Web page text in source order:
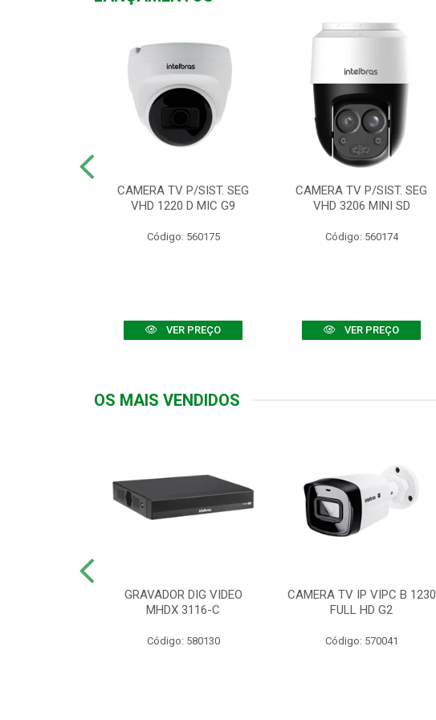
CAMERA TV P/SIST. SEG
VHD 1220 D MIC G9
Código: 560175
VER PREÇO
CAMERA TV P/SIST. SEG
VHD 3206 MINI SD
Código: 560174
VER PREÇO
OS MAIS VENDIDOS
GRAVADOR DIG VIDEO
MHDX 3116-C
Código: 580130
CAMERA TV IP VIPC B 1230
FULL HD G2
Código: 570041